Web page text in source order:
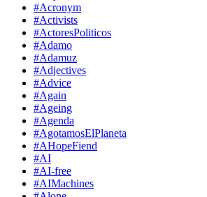
#Acronym
#Activists
#ActoresPoliticos
#Adamo
#Adamuz
#Adjectives
#Advice
#Again
#Ageing
#Agenda
#AgotamosElPlaneta
#AHopeFiend
#AI
#AI-free
#AIMachines